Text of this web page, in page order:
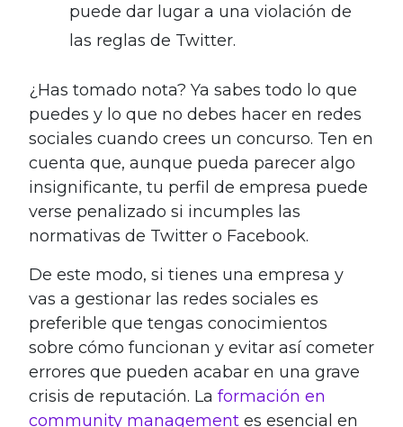
puede dar lugar a una violación de
las reglas de Twitter.
¿Has tomado nota? Ya sabes todo lo que
puedes y lo que no debes hacer en redes
sociales cuando crees un concurso. Ten en
cuenta que, aunque pueda parecer algo
insignificante, tu perfil de empresa puede
verse penalizado si incumples las
normativas de Twitter o Facebook.
De este modo, si tienes una empresa y
vas a gestionar las redes sociales es
preferible que tengas conocimientos
sobre cómo funcionan y evitar así cometer
errores que pueden acabar en una grave
crisis de reputación. La formación en
community management es esencial en